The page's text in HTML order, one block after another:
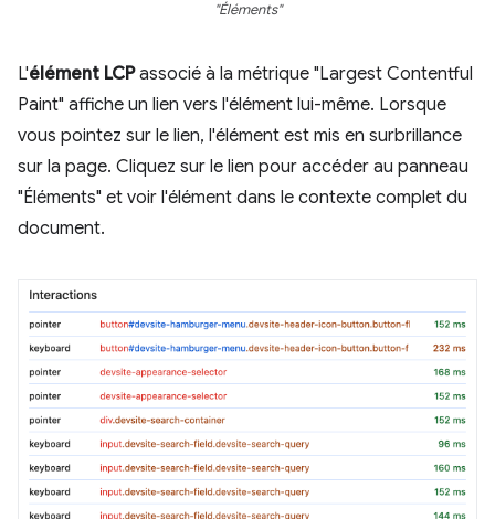
"Éléments"
L'élément LCPassocié à la métrique "Largest Contentful
Paint" affiche un lien vers l'élément lui-même. Lorsque
vous pointez sur le lien, l'élément est mis en surbrillance
sur la page. Cliquez sur le lien pour accéder au panneau
"Éléments" et voir l'élément dans le contexte complet du
document.